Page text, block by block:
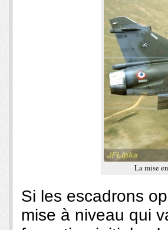
La mise
Si les escadrons
mise à niveau qui